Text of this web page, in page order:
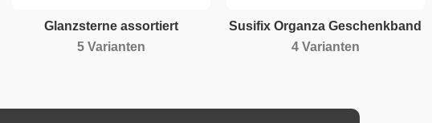
Glanzsterne assortiert
5 Varianten
Susifix Organza Geschenkband
4 Varianten